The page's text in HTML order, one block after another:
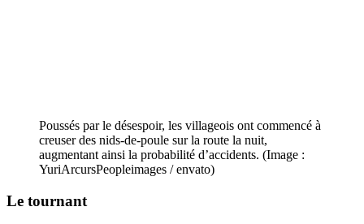
Poussés par le désespoir, les villageois ont commencé à
creuser des nids-de-poule sur la route la nuit,
augmentant ainsi la probabilité d’accidents. (Image :
YuriArcursPeopleimages / envato)
Le tournant